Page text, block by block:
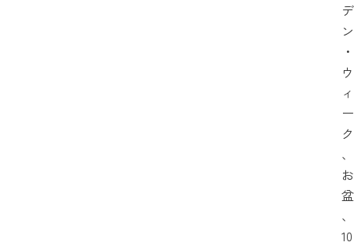
デ
ン
・
ウ
ィ
ー
ク
、
お
盆
、
10